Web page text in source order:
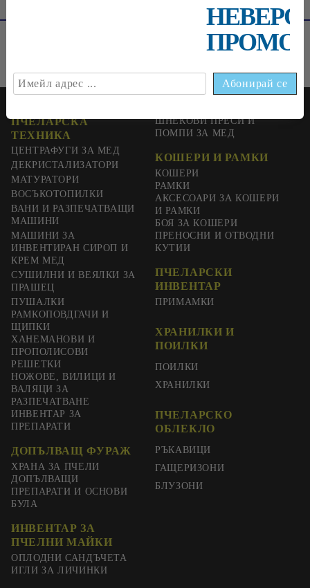
ПЧЕЛАРСКА
ТЕХНИКА
ЦЕНТРАФУГИ ЗА МЕД
ДЕКРИСТАЛИЗАТОРИ
МАТУРАТОРИ
ВОСЪКОТОПИЛКИ
ВАНИ И РАЗПЕЧАТВАЩИ
МАШИНИ
МАШИНИ ЗА
ИНВЕНТИРАН СИРОП И
КРЕМ МЕД
СУШИЛНИ И ВЕЯЛКИ ЗА
ПРАШЕЦ
ШНЕКОВИ ПРЕСИ И
ПОМПИ ЗА МЕД
КОШЕРИ И РАМКИ
КОШЕРИ
РАМКИ
АКСЕСОАРИ ЗА КОШЕРИ
И РАМКИ
БОЯ ЗА КОШЕРИ
ПРЕНОСНИ И ОТВОДНИ
КУТИИ
ПЧЕЛАРСКИ
ИНВЕНТАР
ПУШАЛКИ
РАМКОПОВДГАЧИ И
ЩИПКИ
ХАНЕМАНОВИ И
ПРОПОЛИСОВИ
РЕШЕТКИ
НОЖОВЕ, ВИЛИЦИ И
ВАЛЯЦИ ЗА
РАЗПЕЧАТВАНЕ
ИНВЕНТАР ЗА
ПРЕПАРАТИ
ДОПЪЛВАЩ ФУРАЖ
ХРАНА ЗА ПЧЕЛИ
ДОПЪЛВАЩИ
ПРЕПАРАТИ И ОСНОВИ
ПРИМАМКИ
ХРАНИЛКИ И
ПОИЛКИ
ПОИЛКИ
ХРАНИЛКИ
ПЧЕЛАРСКО
ОБЛЕКЛО
РЪКАВИЦИ
ГАЩЕРИЗОНИ
БЛУЗОНИ
БУЛА
ИНВЕНТАР ЗА
ПЧЕЛНИ МАЙКИ
ОПЛОДНИ САНДЪЧЕТА
ИГЛИ ЗА ЛИЧИНКИ